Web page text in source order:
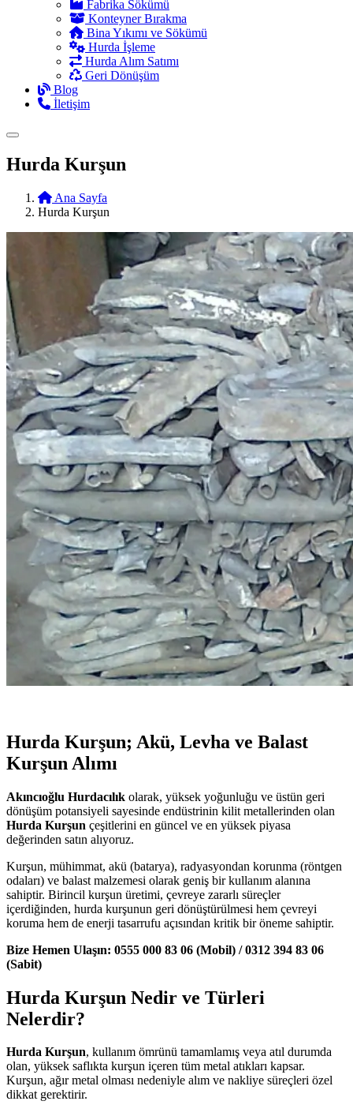
Fabrika Sökümü
Konteyner Bırakma
Bina Yıkımı ve Sökümü
Hurda İşleme
Hurda Alım Satımı
Geri Dönüşüm
Blog
İletişim
Hurda Kurşun
Ana Sayfa
Hurda Kurşun
Hurda Kurşun; Akü, Levha ve Balast
Kurşun Alımı
Akıncıoğlu Hurdacılık olarak, yüksek yoğunluğu ve üstün geri
dönüşüm potansiyeli sayesinde endüstrinin kilit metallerinden olan
Hurda Kurşun çeşitlerini en güncel ve en yüksek piyasa
değerinden satın alıyoruz.
Kurşun, mühimmat, akü (batarya), radyasyondan korunma (röntgen
odaları) ve balast malzemesi olarak geniş bir kullanım alanına
sahiptir. Birincil kurşun üretimi, çevreye zararlı süreçler
içerdiğinden, hurda kurşunun geri dönüştürülmesi hem çevreyi
koruma hem de enerji tasarrufu açısından kritik bir öneme sahiptir.
Bize Hemen Ulaşın: 0555 000 83 06 (Mobil) / 0312 394 83 06
(Sabit)
Hurda Kurşun Nedir ve Türleri
Nelerdir?
Hurda Kurşun, kullanım ömrünü tamamlamış veya atıl durumda
olan, yüksek saflıkta kurşun içeren tüm metal atıkları kapsar.
Kurşun, ağır metal olması nedeniyle alım ve nakliye süreçleri özel
dikkat gerektirir.